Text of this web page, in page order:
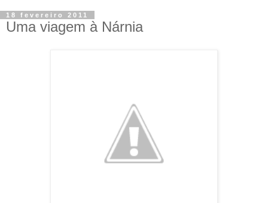
18 fevereiro 2011
Uma viagem à Nárnia